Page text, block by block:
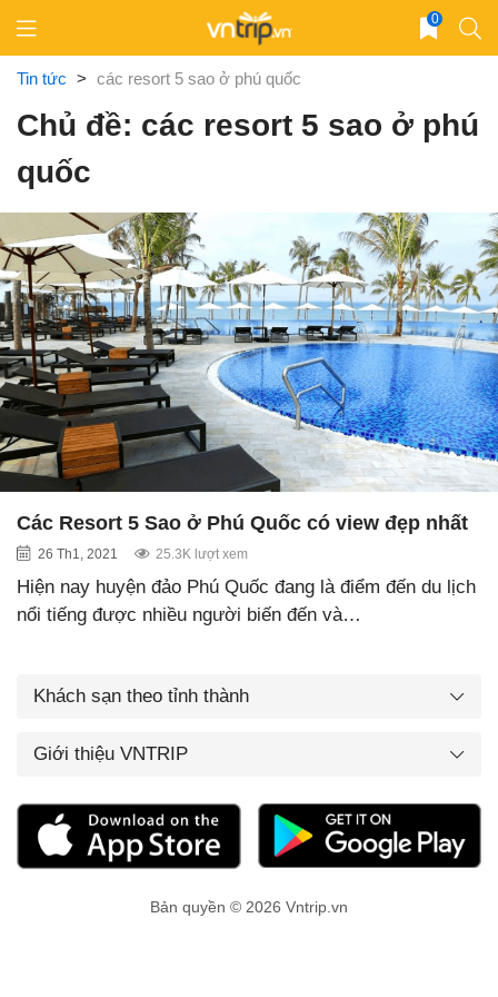
content
0
Tin tức > các resort 5 sao ở phú quốc
Chủ đề: các resort 5 sao ở phú
quốc
Các Resort 5 Sao ở Phú Quốc có view đẹp nhất
26 Th1, 2021 25.3K lượt xem
Hiện nay huyện đảo Phú Quốc đang là điểm đến du lịch
nổi tiếng được nhiều người biến đến và…
Khách sạn theo tỉnh thành
Giới thiệu VNTRIP
Bản quyền © 2026 Vntrip.vn